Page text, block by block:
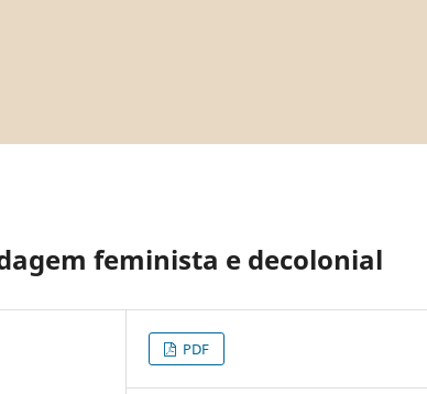
feminista e decolonial
PDF